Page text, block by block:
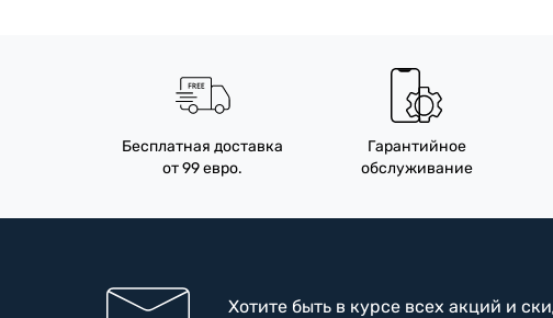
Бесплатная доставка
от 99 евро.
Гарантийное
обслуживание
Хотите быть в курсе всех акций и